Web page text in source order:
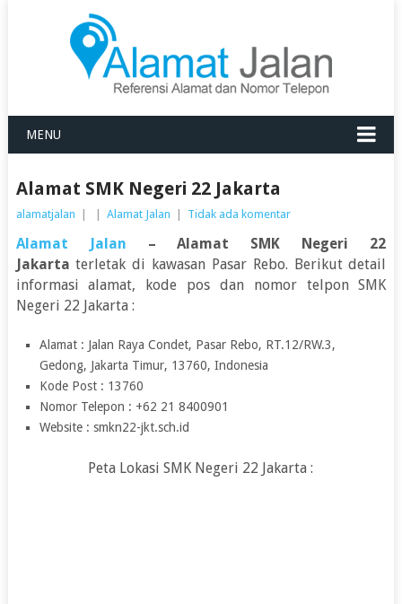
MENU
Alamat SMK Negeri 22 Jakarta
alamatjalan Alamat Jalan Tidak ada komentar
Alamat Jalan – Alamat SMK Negeri 22
Jakartaterletak di kawasan Pasar Rebo. Berikut detail
informasi alamat, kode pos dan nomor telpon SMK
Negeri 22 Jakarta :
Alamat : Jalan Raya Condet, Pasar Rebo, RT.12/RW.3,
Gedong, Jakarta Timur, 13760, Indonesia
Kode Post : 13760
Nomor Telepon : +62 21 8400901
Website : smkn22-jkt.sch.id
Peta Lokasi SMK Negeri 22 Jakarta :